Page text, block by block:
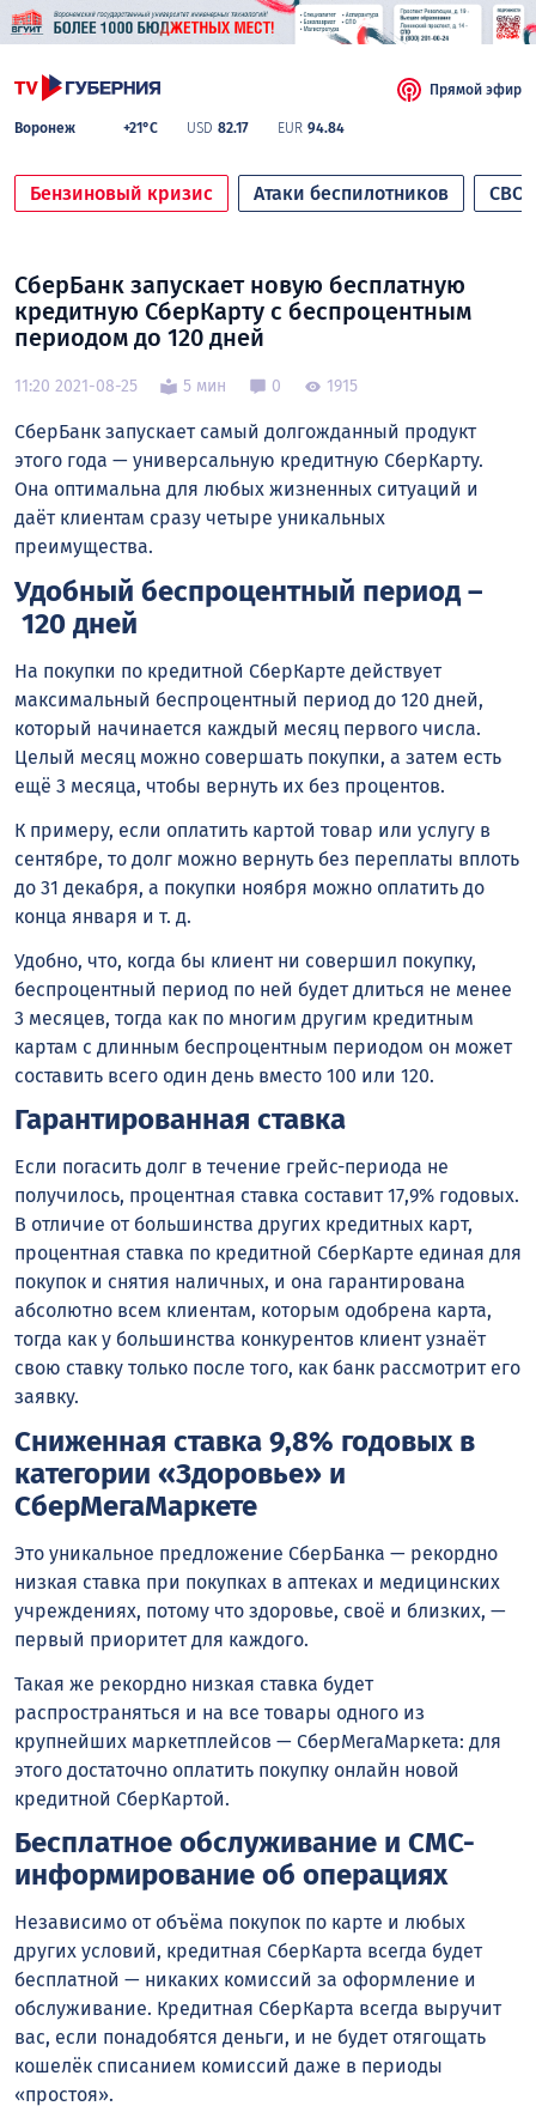
Воронеж +21°C USD 82.17 EUR 94.84
Прямой эфир
Бензиновый кризис Атаки беспилотников СВО
СберБанк запускает новую бесплатную
кредитную СберКарту с беспроцентным
периодом до 120 дней
11:20 2021-08-25 5 мин 0 1915
СберБанк запускает самый долгожданный продукт
этого года — универсальную кредитную СберКарту.
Она оптимальна для любых жизненных ситуаций и
даёт клиентам сразу четыре уникальных
преимущества.
Удобный беспроцентный период –
120 дней
На покупки по кредитной СберКарте действует
максимальный беспроцентный период до 120 дней,
который начинается каждый месяц первого числа.
Целый месяц можно совершать покупки, а затем есть
ещё 3 месяца, чтобы вернуть их без процентов.
К примеру, если оплатить картой товар или услугу в
сентябре, то долг можно вернуть без переплаты вплоть
до 31 декабря, а покупки ноября можно оплатить до
конца января и т. д.
Удобно, что, когда бы клиент ни совершил покупку,
беспроцентный период по ней будет длиться не менее
3 месяцев, тогда как по многим другим кредитным
картам с длинным беспроцентным периодом он может
составить всего один день вместо 100 или 120.
Гарантированная ставка
Если погасить долг в течение грейс-периода не
получилось, процентная ставка составит 17,9% годовых.
В отличие от большинства других кредитных карт,
процентная ставка по кредитной СберКарте единая для
покупок и снятия наличных, и она гарантирована
абсолютно всем клиентам, которым одобрена карта,
тогда как у большинства конкурентов клиент узнаёт
свою ставку только после того, как банк рассмотрит его
заявку.
Сниженная ставка 9,8% годовых в
категории «Здоровье» и
СберМегаМаркете
Это уникальное предложение СберБанка — рекордно
низкая ставка при покупках в аптеках и медицинских
учреждениях, потому что здоровье, своё и близких, —
первый приоритет для каждого.
Такая же рекордно низкая ставка будет
распространяться и на все товары одного из
крупнейших маркетплейсов — СберМегаМаркета: для
этого достаточно оплатить покупку онлайн новой
кредитной СберКартой.
Бесплатное обслуживание и СМС-
информирование об операциях
Независимо от объёма покупок по карте и любых
других условий, кредитная СберКарта всегда будет
бесплатной — никаких комиссий за оформление и
обслуживание. Кредитная СберКарта всегда выручит
вас, если понадобятся деньги, и не будет отягощать
кошелёк списанием комиссий даже в периоды
«простоя».